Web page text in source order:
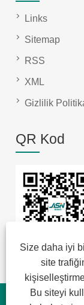
Size daha iyi
site
Bu siteyi
Links
Sitemap
RSS
XML
Gizlilik
QR Kod
Telif Hakkı ©